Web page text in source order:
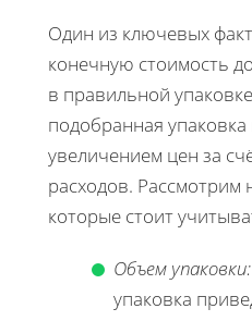
Один из ключевых
конечную стоимость
в правильной
подобранная
увеличением цен за
расходов. Рассмотрим
которые стоит
Объем упаковки:
упаковка